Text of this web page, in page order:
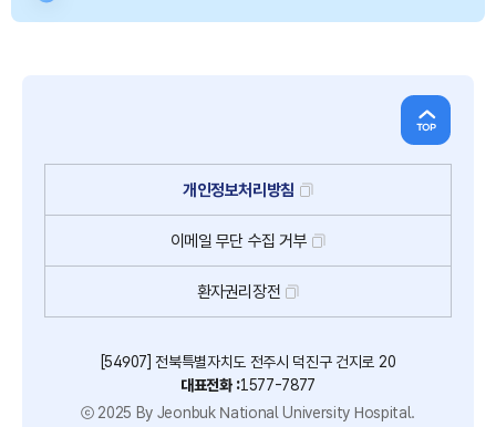
개인정보처리방침
이메일 무단 수집 거부
환자권리장전
[54907] 전북특별자치도 전주시 덕진구 건지로 20
대표전화 :1577-7877
ⓒ 2025 By Jeonbuk National University Hospital.